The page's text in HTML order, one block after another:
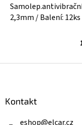
2,3mm / Balení: 12ks
Kontakt
eshop@elcar.cz